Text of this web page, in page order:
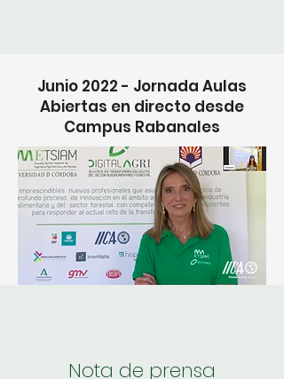
Junio 2022 - Jornada Aulas
Abiertas en directo desde
Campus Rabanales
Nota de prensa